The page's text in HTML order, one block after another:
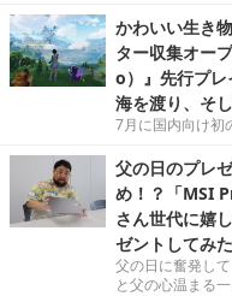
かわいい生き
ター収集オー
o）』先行プレ
海を渡り、そ
7月に国内向け初
父の日のプレ
め！？「MSI
さん世代に嬉
ゼントしてみた
父の日に奮発し
と父の心温まる一